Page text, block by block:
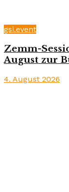
gsi.event
Zemm-
August zur
4. August 2026